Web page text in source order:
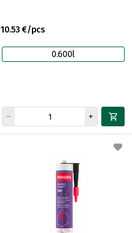
10.53 €/pcs
0.600l